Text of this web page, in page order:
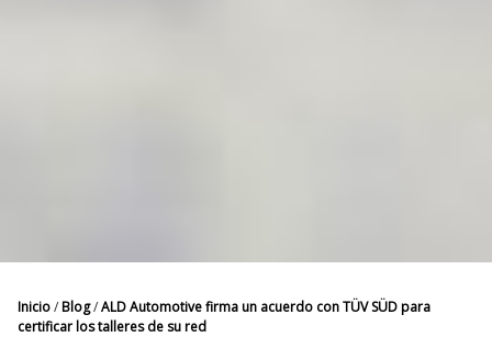
Inicio/Blog/ALD Automotive firma un acuerdo con TÜV SÜD para
certificar los talleres de su red